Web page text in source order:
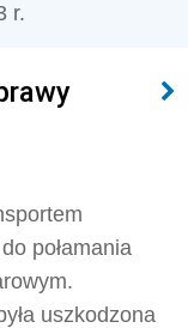
r.
połamania
uszkodzona